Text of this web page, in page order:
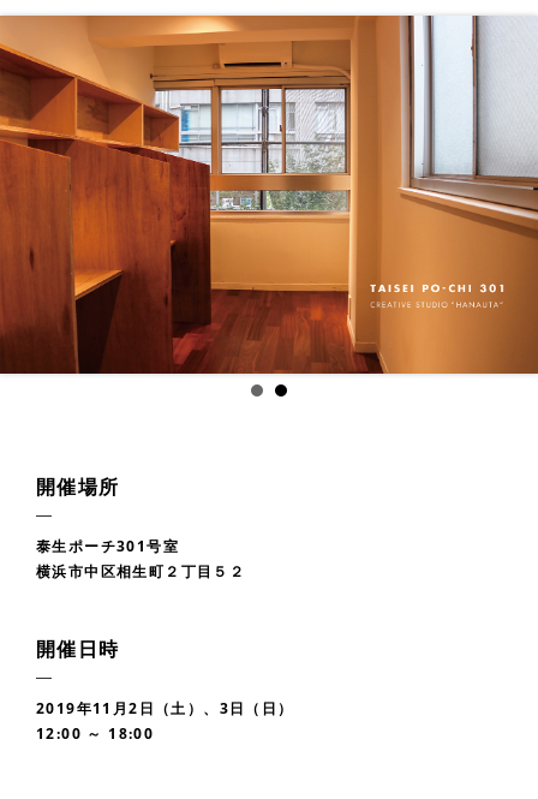
開催場所
泰生ポーチ301号室
横浜市中区相生町２丁目５２
開催日時
2019年11月2日（土）、3日（日）
12:00 ～ 18:00